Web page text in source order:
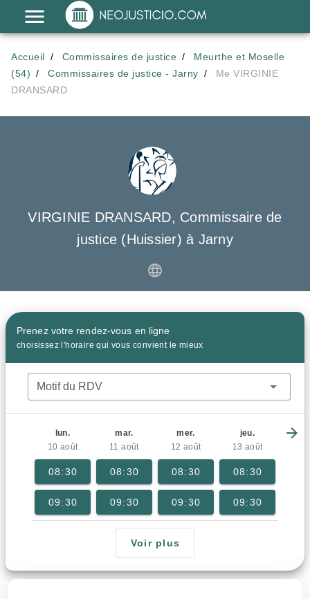
Accueil Commissaires de justice
Meurthe et Moselle
(54)
Commissaires de justice - Jarny
Me VIRGINIE
DRANSARD
VIRGINIE DRANSARD, Commissaire de
justice (Huissier) à Jarny
Prenez votre rendez-vous en ligne
choisissez l'horaire qui vous convient le mieux
Motif du RDV
lun.
10 août
08:30
09:30
mar.
11 août
08:30
09:30
mer.
12 août
08:30
09:30
jeu.
13 août
08:30
09:30
Voir plus